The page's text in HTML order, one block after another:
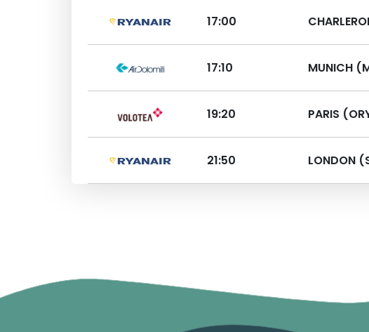
17:00
17:10 MUNICH
19:20 PARIS
21:50 LONDON